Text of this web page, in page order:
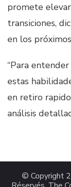
promete
transiciones,
en los
“Para
estas
en retiro
análisis
© Copyright